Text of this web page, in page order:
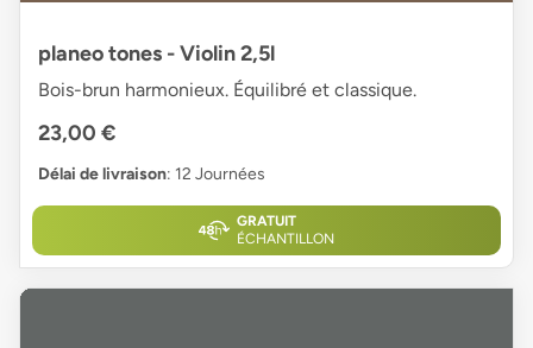
planeo tones - Violin 2,5l
Bois-brun harmonieux. Équilibré et classique.
23,00 €
Délai de livraison: 12 Journées
GRATUIT
ÉCHANTILLON